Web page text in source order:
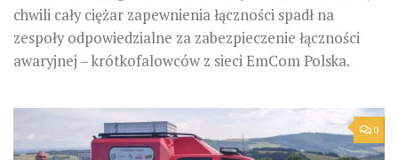
chwili cały ciężar zapewnienia łączności spadł na
zespoły odpowiedzialne za zabezpieczenie łączności
awaryjnej – krótkofalowców z sieci EmCom Polska.
0